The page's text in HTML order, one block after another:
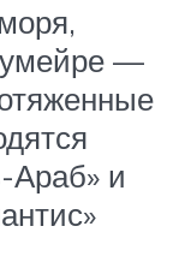
—
Араб» и